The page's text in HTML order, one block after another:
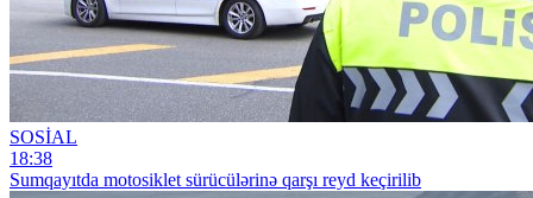
SOSİAL
18:38
Sumqayıtda motosiklet sürücülərinə qarşı reyd keçirilib